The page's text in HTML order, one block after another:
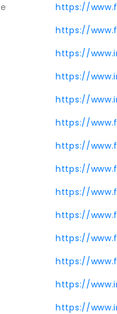
https://
https://
https://
https://
https://
https://
https://
https://
https://
https://
https://
https://
https://
https://